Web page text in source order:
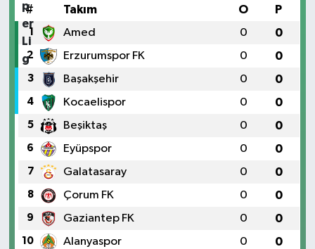
# Takım O P
1 Amed 0 0
2 Erzurumspor FK 0 0
3 Başakşehir 0 0
4 Kocaelispor 0 0
5 Beşiktaş 0 0
6 Eyüpspor 0 0
7 Galatasaray 0 0
8 Çorum FK 0 0
9 Gaziantep FK 0 0
10 Alanyaspor 0 0